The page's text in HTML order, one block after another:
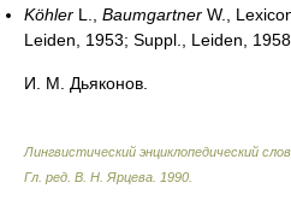
Köhler L., Baumgartner W.,
Leiden, 1953; Suppl., Leiden, 1958.
И. М. Дьяконов.
Лингвистический энциклопедический
Гл. ред. В. Н. Ярцева 1990